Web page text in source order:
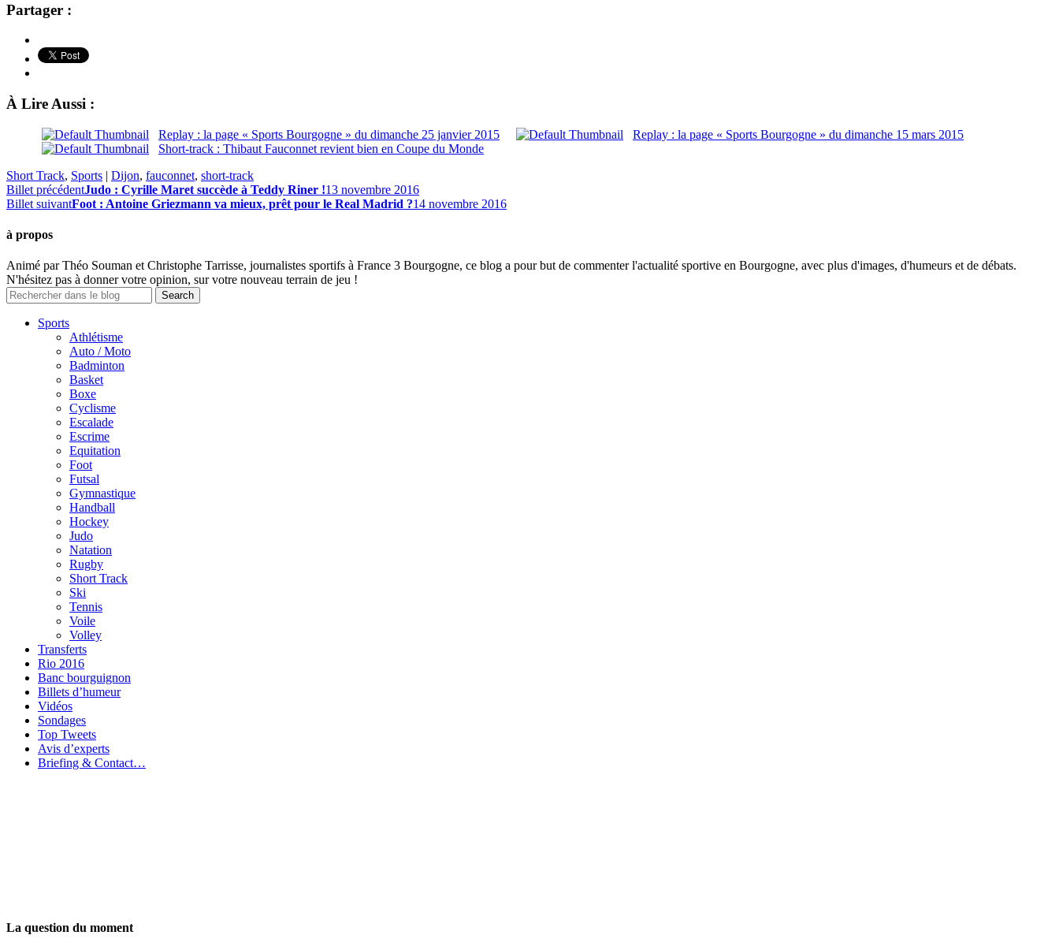
Partager :
À Lire Aussi :
Replay : la page « Sports Bourgogne » du dimanche 25 janvier 2015
Replay : la page « Sports Bourgogne » du dimanche 15 mars 2015
Short-track : Thibaut Fauconnet revient bien en Coupe du Monde
Short Track, Sports | Dijon, fauconnet, short-track
Billet précédentJudo : Cyrille Maret succède à Teddy Riner !13 novembre 2016
Billet suivantFoot : Antoine Griezmann va mieux, prêt pour le Real Madrid ?14 novembre 2016
à propos
Animé par Théo Souman et Christophe Tarrisse, journalistes sportifs à France 3 Bourgogne, ce blog a pour but de commenter l'actualité sportive en Bourgogne, avec plus d'images, d'humeurs et de débats.
N'hésitez pas à donner votre opinion, sur votre nouveau terrain de jeu !
Sports
Athlétisme
Auto / Moto
Badminton
Basket
Boxe
Cyclisme
Escalade
Escrime
Equitation
Foot
Futsal
Gymnastique
Handball
Hockey
Judo
Natation
Rugby
Short Track
Ski
Tennis
Voile
Volley
Transferts
Rio 2016
Banc bourguignon
Billets d’humeur
Vidéos
Sondages
Top Tweets
Avis d’experts
Briefing & Contact…
La question du moment